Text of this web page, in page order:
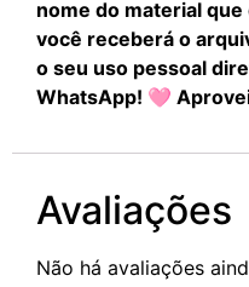
nome do material
você receberá o
o seu uso pessoal
WhatsApp! 🩷
Avaliações
Não há avaliações